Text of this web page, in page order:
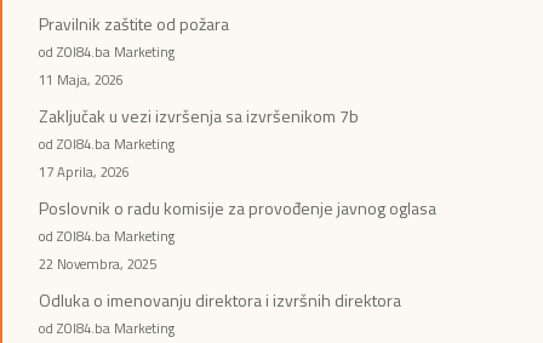
Pravilnik zaštite od požara
od ZOI84.ba Marketing
11 Maja, 2026
Zaključak u vezi izvršenja sa izvršenikom 7b
od ZOI84.ba Marketing
17 Aprila, 2026
Poslovnik o radu komisije za provođenje javnog oglasa
od ZOI84.ba Marketing
22 Novembra, 2025
Odluka o imenovanju direktora i izvršnih direktora
od ZOI84.ba Marketing